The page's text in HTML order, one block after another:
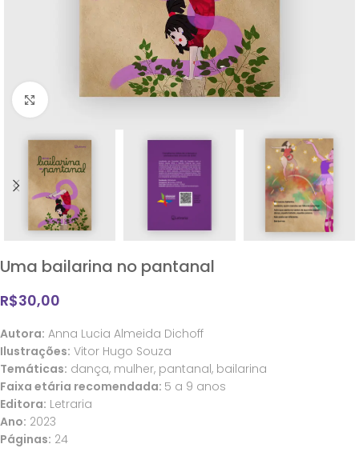
Clique para ampliar
Uma bailarina no pantanal
R$30,00
Autora: Anna Lucia Almeida Dichoff
Ilustrações: Vitor Hugo Souza
Temáticas: dança, mulher, pantanal, bailarina
Faixa etária recomendada: 5 a 9 anos
Editora: Letraria
Ano: 2023
Páginas: 24